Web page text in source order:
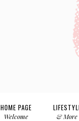
HOME PAGE
Welcome & More